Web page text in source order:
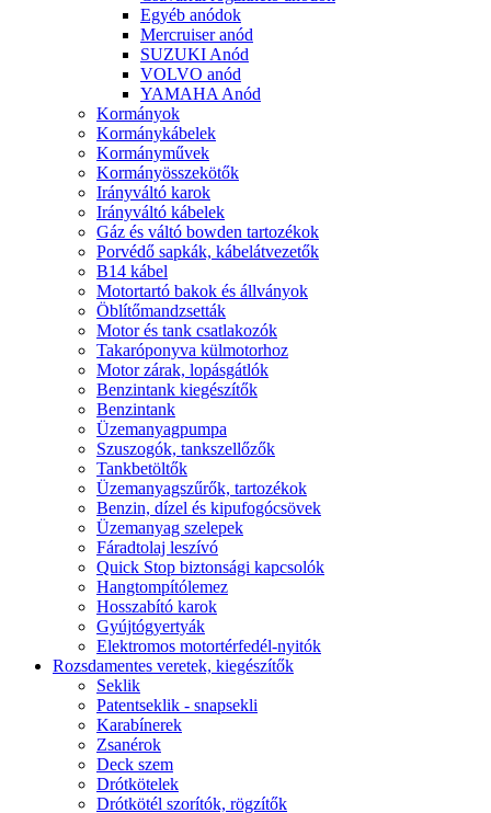
Egyéb anódok
Mercruiser anód
SUZUKI Anód
VOLVO anód
YAMAHA Anód
Kormányok
Kormánykábelek
Kormányművek
Kormányösszekötők
Irányváltó karok
Irányváltó kábelek
Gáz és váltó bowden tartozékok
Porvédő sapkák, kábelátvezetők
B14 kábel
Motortartó bakok és állványok
Öblítőmandzsetták
Motor és tank csatlakozók
Takaróponyva külmotorhoz
Motor zárak, lopásgátlók
Benzintank kiegészítők
Benzintank
Üzemanyagpumpa
Szuszogók, tankszellőzők
Tankbetöltők
Üzemanyagszűrők, tartozékok
Benzin, dízel és kipufogócsövek
Üzemanyag szelepek
Fáradtolaj leszívó
Quick Stop biztonsági kapcsolók
Hangtompítólemez
Hosszabító karok
Gyújtógyertyák
Elektromos motortérfedél-nyitók
Rozsdamentes veretek, kiegészítők
Seklik
Patentseklik - snapsekli
Karabínerek
Zsanérok
Deck szem
Drótkötelek
Drótkötél szorítók, rögzítők